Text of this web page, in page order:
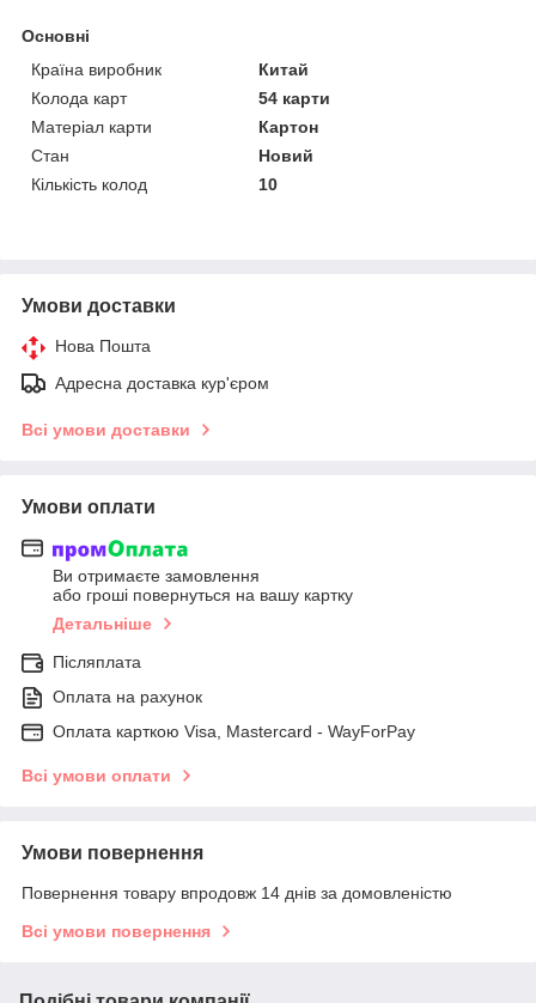
Основні
Країна виробник
Китай
Колода карт
54 карти
Матеріал карти
Картон
Стан
Новий
Кількість колод
10
Умови доставки
Нова Пошта
Адресна доставка кур'єром
Всі умови доставки
Умови оплати
Ви отримаєте замовлення
або гроші повернуться на вашу картку
Детальніше
Післяплата
Оплата на рахунок
Оплата карткою Visa, Mastercard - WayForPay
Всі умови оплати
Умови повернення
Повернення товару впродовж 14 днів за домовленістю
Всі умови повернення